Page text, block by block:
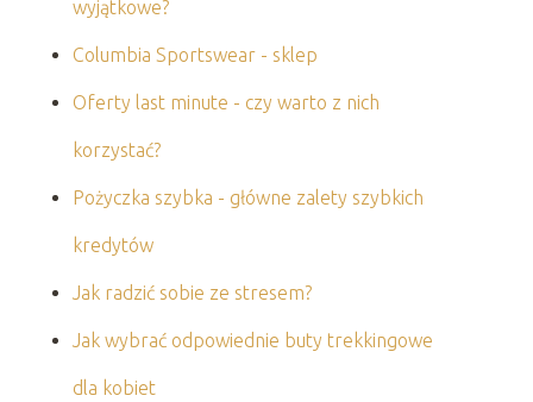
wyjątkowe?
Columbia Sportswear - sklep
Oferty last minute - czy warto z nich
korzystać?
Pożyczka szybka - główne zalety szybkich
kredytów
Jak radzić sobie ze stresem?
Jak wybrać odpowiednie buty trekkingowe
dla kobiet